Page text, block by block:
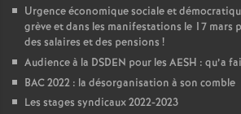
Urgence économique sociale et
grève et dans les manifestations le 17 mars
des salaires et des pensions !
Audience à la DSDEN pour les AESH : qu’a
BAC 2022 : la désorganisation à son comble
Les stages syndicaux 2022-2023